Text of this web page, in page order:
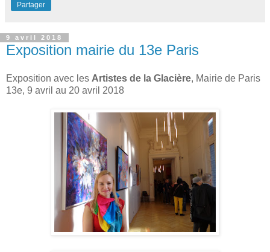
Partager
9 avril 2018
Exposition mairie du 13e Paris
Exposition avec les Artistes de la Glacière, Mairie de Paris
13e, 9 avril au 20 avril 2018